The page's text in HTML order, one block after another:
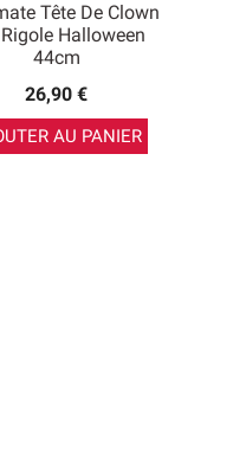
Tête De Clown
Halloween
44cm
26,90 €
AU PANIER